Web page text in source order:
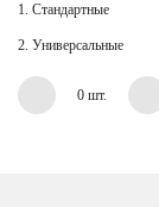
1. Стандартные
2. Универсальные
0 шт.